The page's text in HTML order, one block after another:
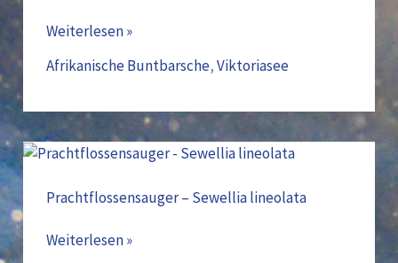
Weiterlesen »
Afrikanische Buntbarsche,Viktoriasee
Prachtflossensauger – Sewellia lineolata
Prachtflossensauger
Sewellia
Weiterlesen »